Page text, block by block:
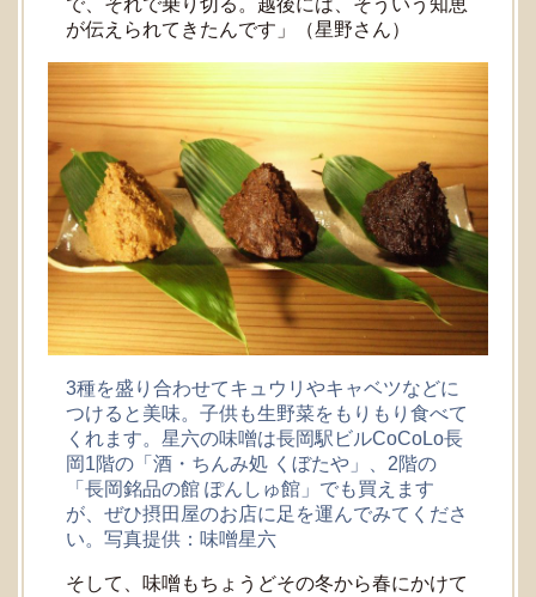
で、それで乗り切る。越後には、そういう知恵
が伝えられてきたんです」（星野さん）
3種を盛り合わせてキュウリやキャベツなどに
つけると美味。子供も生野菜をもりもり食べて
くれます。星六の味噌は長岡駅ビルCoCoLo長
岡1階の「酒・ちんみ処 くぼたや」、2階の
「長岡銘品の館 ぽんしゅ館」でも買えます
が、ぜひ摂田屋のお店に足を運んでみてくださ
い。写真提供：味噌星六
そして、味噌もちょうどその冬から春にかけて